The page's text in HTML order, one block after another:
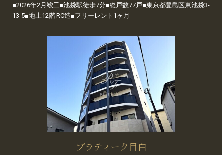
■2026年2月竣工■池袋駅徒歩7分■総戸数77戸■東京都豊島区東池袋3-
13-5■地上12階 RC造■フリーレント1ヶ月
プラティーク目白